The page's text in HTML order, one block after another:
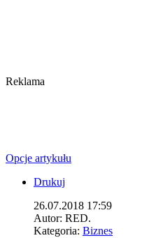
Reklama
Opcje artykułu
Drukuj
26.07.2018 17:59
Autor: RED.
Kategoria: Biznes